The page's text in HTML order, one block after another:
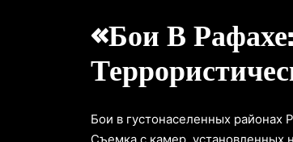
«Бои В
Бои в густонаселенных районах